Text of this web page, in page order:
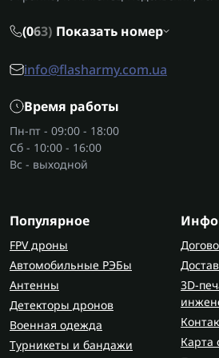
надежность. Инициаторы
Они работают вместе с другими
необходимым военным
аксессуары для оружия
эффективность всей системы.
Перед тем как инициатор
проверять совместимость с
контроллером. Надежная
обеспечивает правильную
стабильную работу механизма.
критично при выполнении
оператор не имеет шанса на
(063) Показать номер
info@flasharmy.com.ua
Время работы
Пн-пт - 09:00 - 18:00
Сб - 10:00 - 16:00
Вс - выходной
Популярное
FPV дроны
Автомобильные РЭБы
Антенны
Детекторы дронов
Военная одежда
Турникеты и бандажи
3D-
Карта